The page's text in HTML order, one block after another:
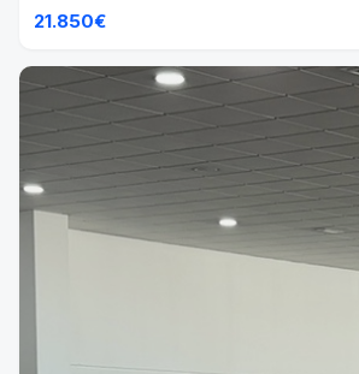
21.850€
VENDIDO